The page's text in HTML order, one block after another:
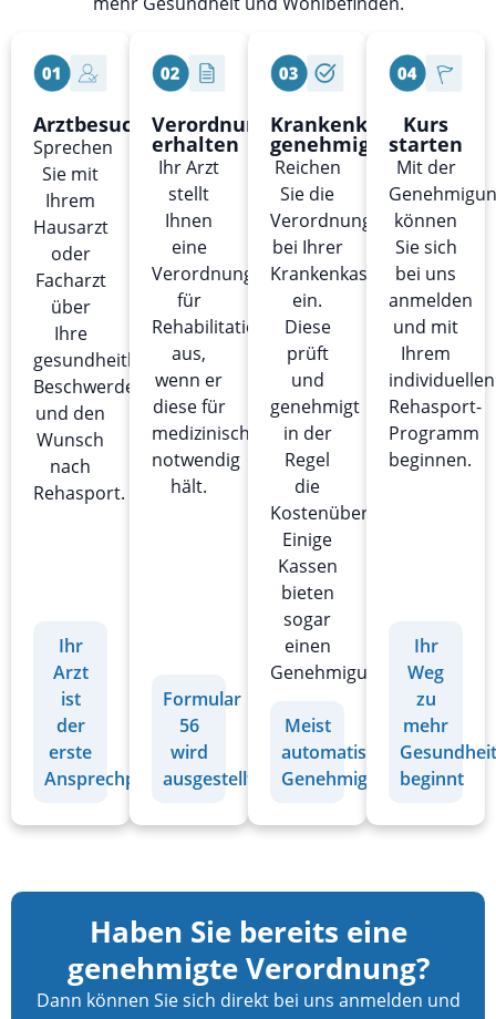
Arztbesuch
Sprechen
Sie mit
Ihrem
Hausarzt
oder
Facharzt
über
Ihre
gesundheitlichen
Beschwerden
und den
Wunsch
nach
Rehasport.
Ihr
Arzt
ist
der
erste
Ansprechpartner
Verordnung
erhalten
Ihr Arzt
stellt
Ihnen
eine
Verordnung
für
Rehabilitationssport
aus,
wenn er
diese für
medizinisch
notwendig
hält.
Formular
56
wird
ausgestellt
Krankenkasse
genehmigt
Reichen
Sie die
Verordnung
bei Ihrer
Krankenkasse
ein.
Diese
prüft
und
genehmigt
in der
Regel
die
Kostenübernahme.
Einige
Kassen
bieten
sogar
einen
Genehmigungsverzicht.
Meist
automatische
Genehmigung
Kurs
starten
Mit der
können
Sie sich
bei uns
anmelden
und mit
Ihrem
individuellen
Rehasport-
Programm
beginnen.
Ihr
Weg
zu
mehr
Gesundheit
beginnt
Haben Sie bereits eine
genehmigte Verordnung?
Dann können Sie sich direkt bei uns anmelden und